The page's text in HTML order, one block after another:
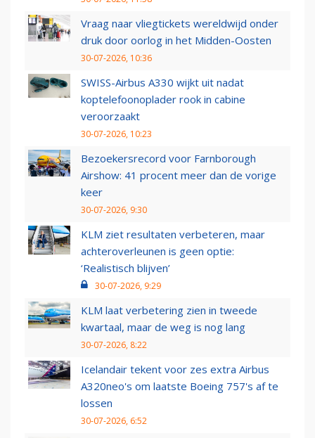
Vraag naar vliegtickets wereldwijd onder
druk door oorlog in het Midden-Oosten
30-07-2026, 10:36
SWISS-Airbus A330 wijkt uit nadat
koptelefoonoplader rook in cabine
veroorzaakt
30-07-2026, 10:23
Bezoekersrecord voor Farnborough
Airshow: 41 procent meer dan de vorige
keer
30-07-2026, 9:30
KLM ziet resultaten verbeteren, maar
achteroverleunen is geen optie:
‘Realistisch blijven’
30-07-2026, 9:29
KLM laat verbetering zien in tweede
kwartaal, maar de weg is nog lang
30-07-2026, 8:22
Icelandair tekent voor zes extra Airbus
A320neo's om laatste Boeing 757's af te
lossen
30-07-2026, 6:52